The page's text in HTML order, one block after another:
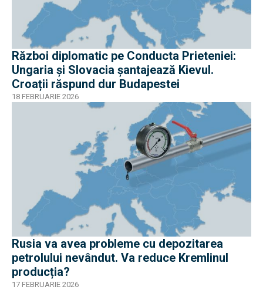
Război diplomatic pe Conducta Prieteniei:
Ungaria și Slovacia șantajează Kievul.
Croații răspund dur Budapestei
18 FEBRUARIE 2026
Rusia va avea probleme cu depozitarea
petrolului nevândut. Va reduce Kremlinul
producția?
17 FEBRUARIE 2026